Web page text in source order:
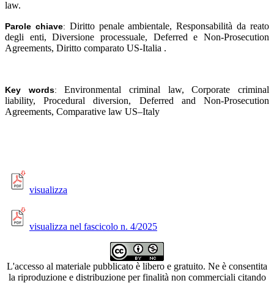
law.
Parole chiave: Diritto penale ambientale, Responsabilità da reato
degli enti, Diversione processuale, Deferred e Non-Prosecution
Agreements, Diritto comparato US-Italia .
Key words:Environmental criminal law, Corporate criminal
liability, Procedural diversion, Deferred and Non-Prosecution
Agreements, Comparative law US–Italy
visualizza
visualizza nel fascicolo n. 4/2025
L'accesso al materiale pubblicato è libero e gratuito. Ne è consentita
la riproduzione e distribuzione per finalità non commerciali citando